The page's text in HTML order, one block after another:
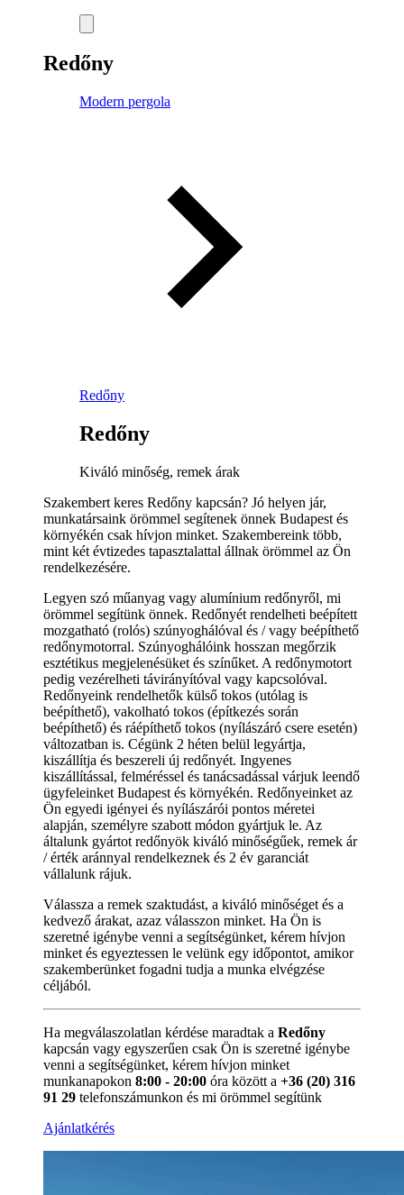
Redőny
Modern pergola
Redőny
Redőny
Kiváló minőség, remek árak
Szakembert keres Redőny kapcsán? Jó helyen jár,
munkatársaink örömmel segítenek önnek Budapest és
környékén csak hívjon minket. Szakembereink több,
mint két évtizedes tapasztalattal állnak örömmel az Ön
rendelkezésére.
Legyen szó műanyag vagy alumínium redőnyről, mi
örömmel segítünk önnek. Redőnyét rendelheti beépített
mozgatható (rolós) szúnyoghálóval és / vagy beépíthető
redőnymotorral. Szúnyoghálóink hosszan megőrzik
esztétikus megjelenésüket és színűket. A redőnymotort
pedig vezérelheti távirányítóval vagy kapcsolóval.
Redőnyeink rendelhetők külső tokos (utólag is
beépíthető), vakolható tokos (építkezés során
beépíthető) és ráépíthető tokos (nyílászáró csere esetén)
változatban is. Cégünk 2 héten belül legyártja,
kiszállítja és beszereli új redőnyét. Ingyenes
kiszállítással, felméréssel és tanácsadással várjuk leendő
ügyfeleinket Budapest és környékén. Redőnyeinket az
Ön egyedi igényei és nyílászárói pontos méretei
alapján, személyre szabott módon gyártjuk le. Az
általunk gyártot redőnyök kiváló minőségűek, remek ár
/ érték aránnyal rendelkeznek és 2 év garanciát
vállalunk rájuk.
Válassza a remek szaktudást, a kiváló minőséget és a
kedvező árakat, azaz válasszon minket. Ha Ön is
szeretné igénybe venni a segítségünket, kérem hívjon
minket és egyeztessen le velünk egy időpontot, amikor
szakemberünket fogadni tudja a munka elvégzése
céljából.
Ha megválaszolatlan kérdése maradtak a Redőny
kapcsán vagy egyszerűen csak Ön is szeretné igénybe
venni a segítségünket, kérem hívjon minket
munkanapokon 8:00 - 20:00 óra között a +36 (20) 316
91 29 telefonszámunkon és mi örömmel segítünk
Ajánlatkérés